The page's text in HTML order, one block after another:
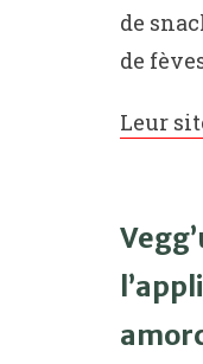
de
de
Leur